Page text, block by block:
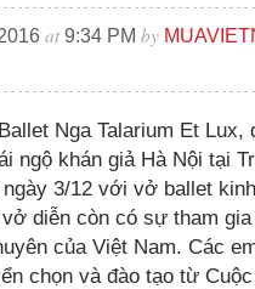
at9:34 PM by
Nga Talarium Et
ngộ khán giả Hà Nội tại
3/12 với vở ballet
diễn còn có sự tham
của Việt Nam. Các
chọn và đào tạo từ